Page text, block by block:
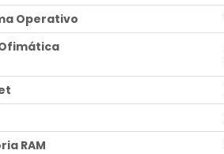
Operativo
RAM